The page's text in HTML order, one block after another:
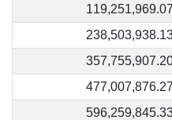
119,251,969.07
477,007,876.27